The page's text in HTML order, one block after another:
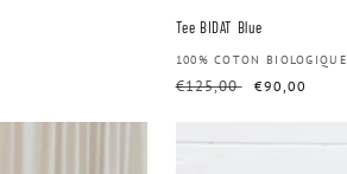
Tee BIDAT Blue
Distributeur :
100% COTON BIOLOGIQUE
Prix
€125,00
Prix
€90,00